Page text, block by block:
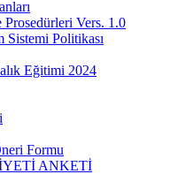
Vers. 1.0
Politikası
Eğitimi 2024
Formu
ANKETİ